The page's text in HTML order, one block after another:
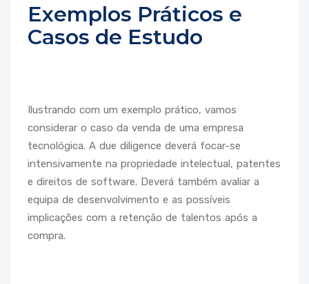
Exemplos Práticos e
Casos de Estudo
Ilustrando com um exemplo prático, vamos
considerar o caso da venda de uma empresa
tecnológica. A due diligence deverá focar-se
intensivamente na propriedade intelectual, patentes
e direitos de software. Deverá também avaliar a
equipa de desenvolvimento e as possíveis
implicações com a retenção de talentos após a
compra.